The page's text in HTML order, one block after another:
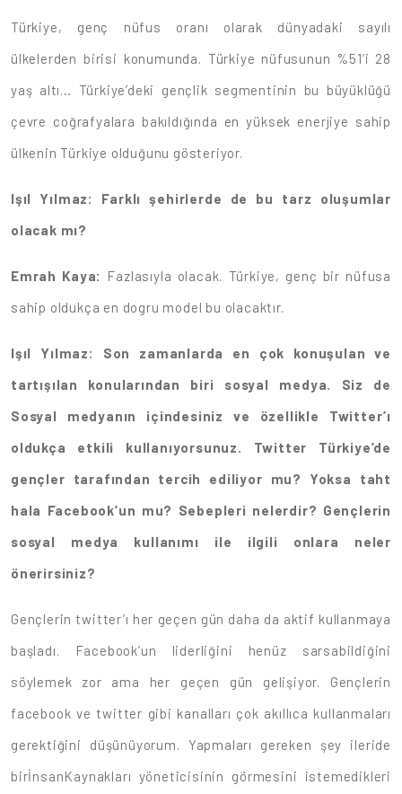
Türkiye, genç nüfus oranı olarak dünyadaki sayılı
ülkelerden birisi konumunda. Türkiye nüfusunun %51’i 28
yaş altı… Türkiye’deki gençlik segmentinin bu büyüklüğü
çevre coğrafyalara bakıldığında en yüksek enerjiye sahip
ülkenin Türkiye olduğunu gösteriyor.
Işıl Yılmaz: Farklı şehirlerde de bu tarz oluşumlar
olacak mı?
Emrah Kaya:
Fazlasıyla olacak. Türkiye, genç bir nüfusa
sahip oldukça en dogru model bu olacaktır.
Işıl Yılmaz: Son zamanlarda en çok konuşulan ve
tartışılan konularından biri sosyal medya. Siz de
Sosyal medyanın içindesiniz ve özellikle Twitter’ı
oldukça etkili kullanıyorsunuz. Twitter Türkiye’de
gençler tarafından tercih ediliyor mu? Yoksa taht
hala Facebook’un mu? Sebepleri nelerdir? Gençlerin
sosyal medya kullanımı ile ilgili onlara neler
önerirsiniz?
Gençlerin twitter’ı her geçen gün daha da aktif kullanmaya
başladı. Facebook’un liderliğini henüz sarsabildiğini
söylemek zor ama her geçen gün gelişiyor. Gençlerin
facebook ve twitter gibi kanalları çok akıllıca kullanmaları
gerektiğini düşünüyorum. Yapmaları gereken şey ileride
birİnsanKaynakları yöneticisinin görmesini istemedikleri